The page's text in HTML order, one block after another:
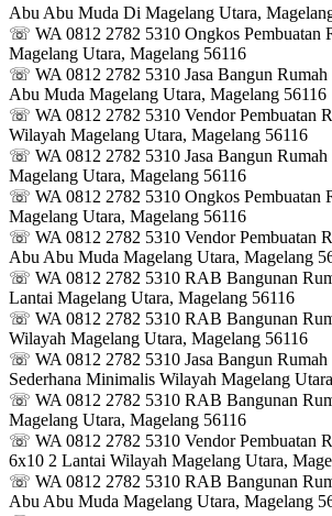
Abu Abu Muda Di Magelang Utara,
☏ WA 0812 2782 5310 Ongkos Pembuatan
Magelang Utara, Magelang 56116
☏ WA 0812 2782 5310 Jasa Bangun
Abu Muda Magelang Utara, Magelang 56116
☏ WA 0812 2782 5310 Vendor Pembuatan
Wilayah Magelang Utara, Magelang 56116
☏ WA 0812 2782 5310 Jasa Bangun
Magelang Utara, Magelang 56116
☏ WA 0812 2782 5310 Ongkos Pembuatan
Magelang Utara, Magelang 56116
☏ WA 0812 2782 5310 Vendor Pembuatan
Abu Abu Muda Magelang Utara, Magelang
☏ WA 0812 2782 5310 RAB Bangunan
Lantai Magelang Utara, Magelang 56116
☏ WA 0812 2782 5310 RAB Bangunan
Wilayah Magelang Utara, Magelang 56116
☏ WA 0812 2782 5310 Jasa Bangun Rumah
Sederhana Minimalis Wilayah Magelang
☏ WA 0812 2782 5310 RAB Bangunan
Magelang Utara, Magelang 56116
☏ WA 0812 2782 5310 Vendor Pembuatan
6x10 2 Lantai Wilayah Magelang Utara,
☏ WA 0812 2782 5310 RAB Bangunan
Abu Abu Muda Magelang Utara, Magelang